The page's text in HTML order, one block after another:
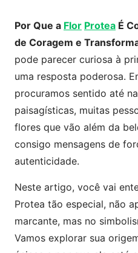
Por Que a Flor Protea É
de Coragem e
pode parecer curiosa à
uma resposta poderosa.
procuramos sentido até
paisagísticas, muitas
flores que vão além da
consigo mensagens de
autenticidade.
Neste artigo, você vai
Protea tão especial, não
marcante, mas no
Vamos explorar sua